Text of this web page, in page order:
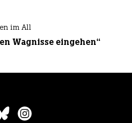
im All
Wagnisse eingehen“